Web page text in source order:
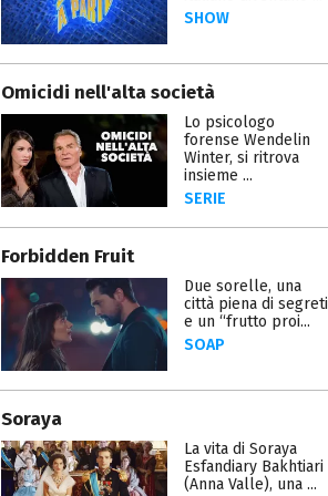
SHOW
Omicidi nell'alta società
Lo psicologo
forense Wendelin
Winter, si ritrova
insieme ...
SERIE
Forbidden Fruit
Due sorelle, una
città piena di segreti
e un “frutto proi...
SOAP
Soraya
La vita di Soraya
Esfandiary Bakhtiari
(Anna Valle), una ...